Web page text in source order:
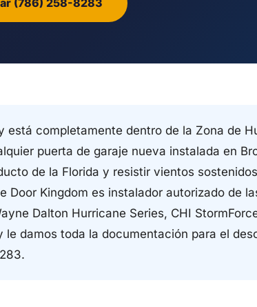
está completamente dentro de la Zona de
puerta de garaje nueva instalada en
de la Florida y resistir vientos
Door Kingdom es instalador autorizado de
Dalton Hurricane Series, CHI
damos toda la documentación para el